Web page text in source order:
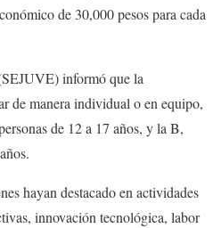
de 30,000 pesos para cada
informó que la
de manera individual o en equipo,
de 12 a 17 años, y la B,
hayan destacado en actividades
innovación tecnológica, labor